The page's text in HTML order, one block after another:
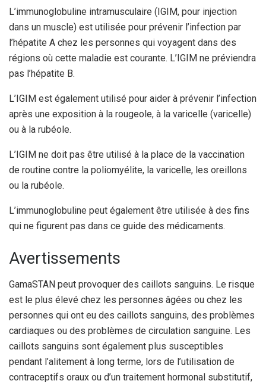
L’immunoglobuline intramusculaire (IGIM, pour injection
dans un muscle) est utilisée pour prévenir l’infection par
l’hépatite A chez les personnes qui voyagent dans des
régions où cette maladie est courante. L’IGIM ne préviendra
pas l’hépatite B.
L’IGIM est également utilisé pour aider à prévenir l’infection
après une exposition à la rougeole, à la varicelle (varicelle)
ou à la rubéole.
L’IGIM ne doit pas être utilisé à la place de la vaccination
de routine contre la poliomyélite, la varicelle, les oreillons
ou la rubéole.
L’immunoglobuline peut également être utilisée à des fins
qui ne figurent pas dans ce guide des médicaments.
Avertissements
GamaSTAN peut provoquer des caillots sanguins. Le risque
est le plus élevé chez les personnes âgées ou chez les
personnes qui ont eu des caillots sanguins, des problèmes
cardiaques ou des problèmes de circulation sanguine. Les
caillots sanguins sont également plus susceptibles
pendant l’alitement à long terme, lors de l’utilisation de
contraceptifs oraux ou d’un traitement hormonal substitutif,